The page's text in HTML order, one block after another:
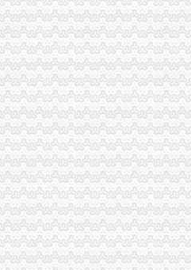
择重庆浩业工商不后悔
用档案_信用报告_信用怎么
：非持股关联公司之间公司人
重庆资格证遗失登报、重庆营
中分公司2017新招聘信息】_
姓网
程,】-其他-北京赶集网
销代理_公司注销费用
注销代理_公司注销费用
报,公司注销,税务
吊销注销
序如下-注销--网站点评--好网
销代理-中介代理-*一金融网